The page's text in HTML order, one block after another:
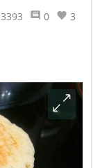
3393 0 3